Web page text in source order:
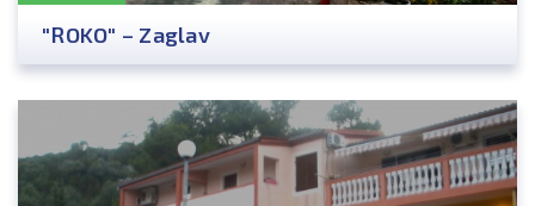
"ROKO" – Zaglav